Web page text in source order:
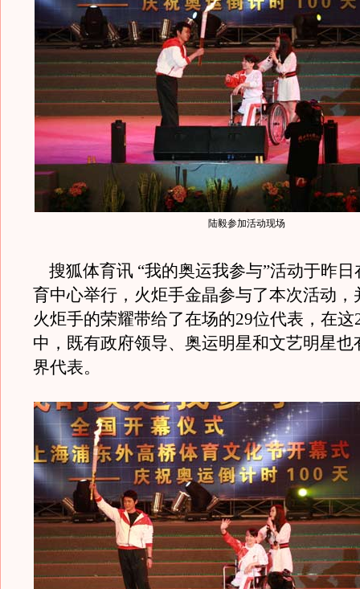
陆毅参加活动现场
搜狐体育讯 “我的奥运我参与”活动于昨日
育中心举行，火炬手金晶参与了本次活动，
火炬手的荣耀带给了在场的29位代表，在这
中，既有政府领导、奥运明星和文艺明星也
界代表。